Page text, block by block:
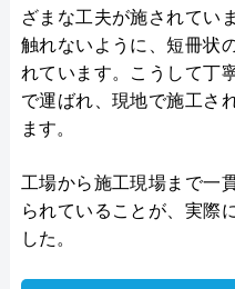
ざまな工夫が施されてい
触れないように、短冊状
れています。こうして丁
で運ばれ、現地で施工さ
ます。
工場から施工現場まで一
られていることが、実際
した。